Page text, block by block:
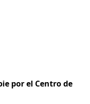
por el Centro de